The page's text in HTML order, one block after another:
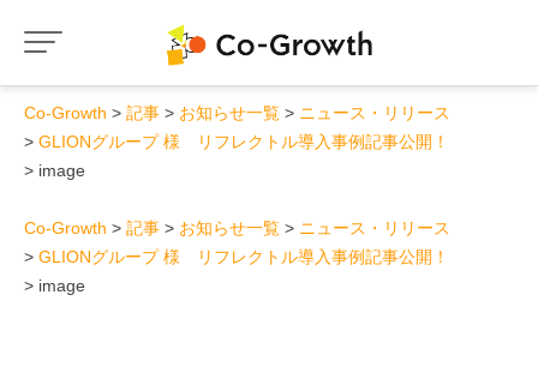
Co-Growth 記事 お知らせ一覧
ニュース・リリース
GLIONグループ 様 リフレクトル導入事例記事公開！
image
Co-Growth 記事 お知らせ一覧
ニュース・リリース
GLIONグループ 様 リフレクトル導入事例記事公開！
image